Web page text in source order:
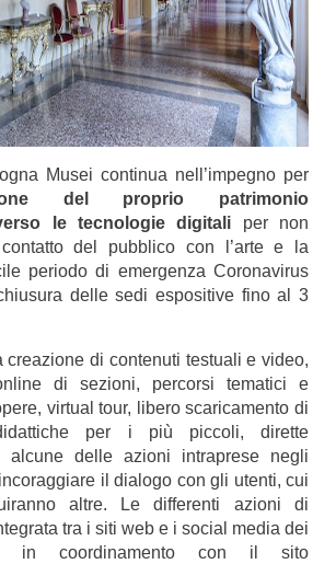
Musei continua nell’impegno per
del proprio patrimonio
le tecnologie digitali per non
del pubblico con l’arte e la
periodo di emergenza Coronavirus
delle sedi espositive fino al 3
creazione di contenuti testuali e video,
di sezioni, percorsi tematici e
virtual tour, libero scaricamento di
per i più piccoli, dirette
alcune delle azioni intraprese negli
il dialogo con gli utenti, cui
altre. Le differenti azioni di
tra i siti web e i social media dei
in coordinamento con il sito